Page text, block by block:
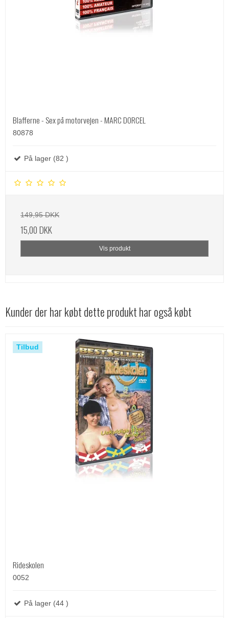
Blafferne - Sex på motorvejen - MARC DORCEL
80878
På lager (82 )
149,95 DKK
15,00 DKK
Vis produkt
Kunder der har købt dette produkt har også købt
Tilbud
Rideskolen
0052
På lager (44 )